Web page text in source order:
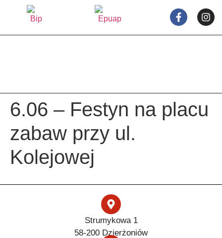
6.06 – Festyn na placu
zabaw przy ul.
Kolejowej
Strumykowa 1
58-200 Dzierżoniów